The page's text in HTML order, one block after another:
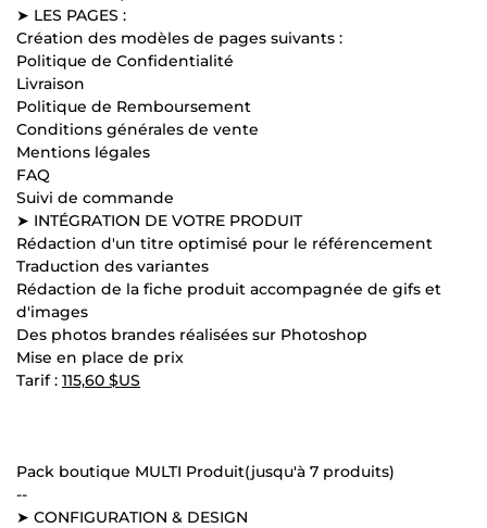
➤ LES PAGES :
Création des modèles de pages suivants :
Politique de Confidentialité
Livraison
Politique de Remboursement
Conditions générales de vente
Mentions légales
FAQ
Suivi de commande
➤ INTÉGRATION DE VOTRE PRODUIT
Rédaction d'un titre optimisé pour le référencement
Traduction des variantes
Rédaction de la fiche produit accompagnée de gifs et
d'images
Des photos brandes réalisées sur Photoshop
Mise en place de prix
Tarif : 115,60 $US
Pack boutique MULTI Produit(jusqu'à 7 produits)
--
➤ CONFIGURATION & DESIGN